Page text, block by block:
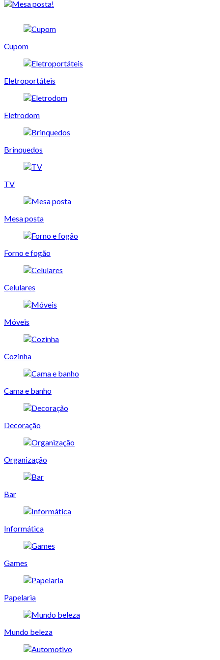
Cupom
Eletroportáteis
Eletrodom
Brinquedos
TV
Mesa posta
Forno e fogão
Celulares
Móveis
Cozinha
Cama e banho
Decoração
Organização
Bar
Informática
Games
Papelaria
Mundo beleza